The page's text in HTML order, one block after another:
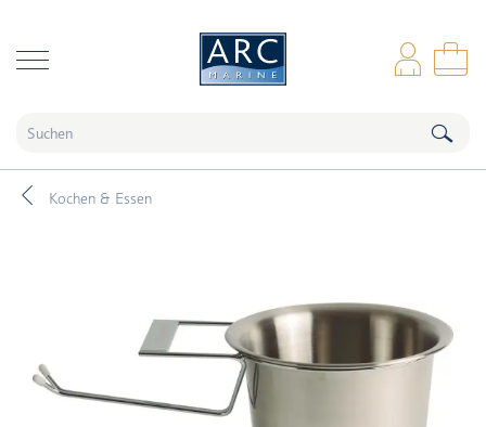
Kochen & Essen